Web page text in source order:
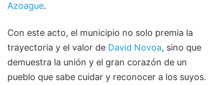
Azoague.
Con este acto, el municipio no solo premia la
trayectoria y el valor de David Novoa, sino que
demuestra la unión y el gran corazón de un
pueblo que sabe cuidar y reconocer a los suyos.